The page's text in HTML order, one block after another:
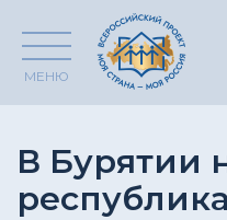
МЕНЮ
В Бурятии